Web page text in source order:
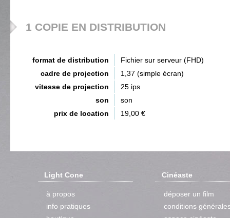
1 COPIE EN DISTRIBUTION
format de distribution
Fichier sur serveur (FHD)
cadre de projection
1,37 (simple écran)
vitesse de projection
25 ips
son
son
prix de location
19,00 €
Light Cone
à propos
info pratiques
Cinéaste
déposer un film
conditions